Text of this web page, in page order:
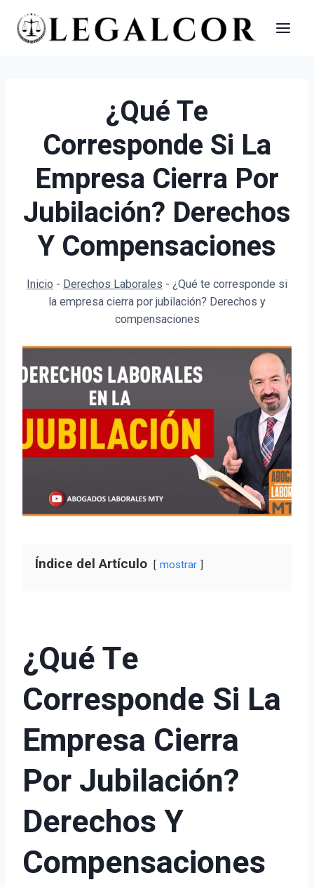
Saltar
¿Qué Te
Corresponde Si La
Empresa Cierra Por
Jubilación? Derechos
Y Compensaciones
Inicio - Derechos Laborales - ¿Qué te corresponde si
la empresa cierra por jubilación? Derechos y
compensaciones
Índice del Artículo mostrar
¿Qué Te
Corresponde Si La
Empresa Cierra
Por Jubilación?
Derechos Y
Compensaciones